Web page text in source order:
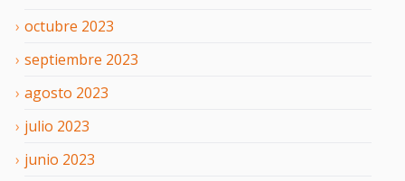
octubre 2023
septiembre 2023
agosto 2023
julio 2023
junio 2023